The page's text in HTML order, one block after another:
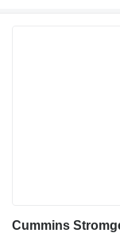
Cummins